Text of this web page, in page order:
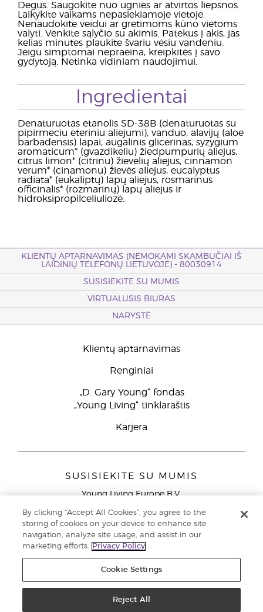
Degus. Saugokite nuo ugnies ar atvirtos liepsnos.
Laikykite vaikams nepasiekiamoje vietoje.
Nenaudokite veidui ar gretimoms kūno vietoms
valyti. Venkite sąlyčio su akimis. Patekus į akis, jas
kelias minutes plaukite švariu vėsiu vandeniu.
Jeigu simptomai nepraeina, kreipkitės į savo
gydytoją. Netinka vidiniam naudojimui.
Ingredientai
Denaturuotas etanolis SD-38B (denaturuotas su
pipirmeciu eteriniu aliejumi), vanduo, alavijų (aloe
barbadensis) lapai, augalinis glicerinas, syzygium
aromaticum* (gvazdikeliu) žiedpumpurių aliejus,
citrus limon* (citrinu) žievelių aliejus, cinnamon
verum* (cinamonu) žievės aliejus, eucalyptus
radiata* (eukaliptų) lapų aliejus, rosmarinus
officinalis* (rozmarinų) lapų aliejus ir
hidroksipropilceliuliozė.
KLIENTŲ APTARNAVIMAS (NEMOKAMI SKAMBUČIAI IŠ
LAIDINIŲ TELEFONŲ LIETUVOJE) - 80030914
SUSISIEKITE SU MUMIS
VIRTUALUSIS BIURAS
NARYSTĖ
Klientų aptarnavimas
Renginiai
„D. Gary Young“ fondas
„Young Living“ tinklaraštis
Karjera
SUSISIEKITE SU MUMIS
Young Living Europe B.V.
9727 AJ Groningen
Klientų aptarnavimas (nemokami skambučiai iš laidinių
telefonų Lietuvoje)80030914
Privatumo politika
By clicking “Accept All Cookies”, you agree to the
storing of cookies on your device to enhance site
navigation, analyze site usage, and assist in our
marketing efforts.
Privacy Policy
Cookie Settings
Reject All